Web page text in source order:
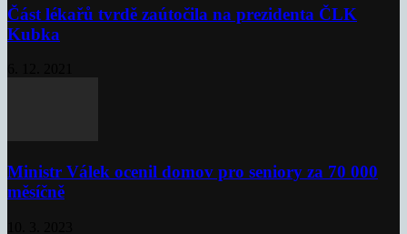
Část lékařů tvrdě zaútočila na prezidenta ČLK
Kubka
Ministr Válek ocenil domov pro seniory za 70 000
měsíčně